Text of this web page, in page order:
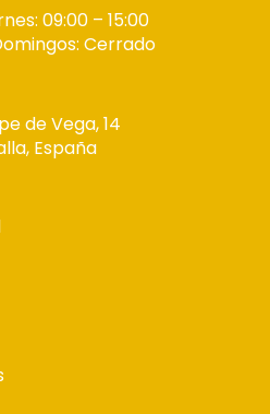
09:00 – 15:00
Cerrado
de Vega, 14
España